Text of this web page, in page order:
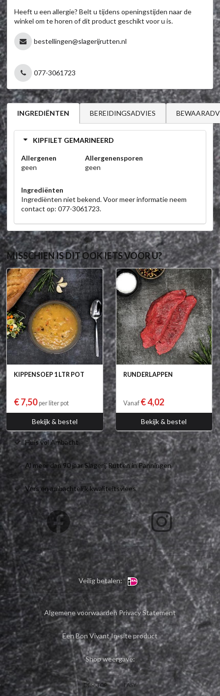
Heeft u een allergie? Belt u tijdens openingstijden naar de
winkel om te horen of dit product geschikt voor u is.
bestellingen@slagerijrutten.nl
077-3061723
INGREDIËNTEN BEREIDINGSADVIES
KIPFILET GEMARINEERD
Allergenen
geen
Allergenensporen
geen
Ingrediënten
Ingrediënten niet bekend. Voor meer informatie neem
contact op: 077-3061723.
MISSCHIEN IS DIT OOK IETS VOOR U?
KIPPENSOEP 1 LTR POT
€ 7,50per liter pot
Bekijk & bestel
RUNDERLAPPEN
Vanaf € 4,02
Bekijk & bestel
Huis vol Ambacht
Al meer dan 90 jaar Slagerij Rutten in Panningen
Vers en ambachtelijk kwaliteitsvlees
Veilig betalen:
Algemene voorwaarden Privacy Statement
Een Bon Vivant In-site product
Shop weergave:
DESKTOP EASY